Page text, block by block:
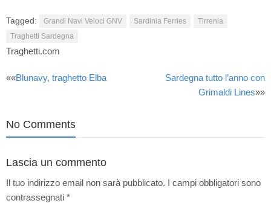
Tagged: Grandi Navi Veloci GNV Sardinia Ferries
Tirrenia
Traghetti Sardegna
Traghetti.com
Post
««Blunavy, traghetto Elba
Sardegna tutto l’anno con
Grimaldi Lines»»
No Comments
Lascia un commento
Il tuo indirizzo email non sarà pubblicato. I campi obbligatori sono
contrassegnati *